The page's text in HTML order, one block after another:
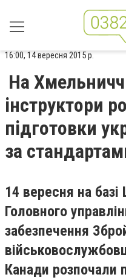
16:00, 14 вересня 2015 р.
На
інструктори
підготовки
за
14 вересня на
Головного
забезпечення
Канади розпочали